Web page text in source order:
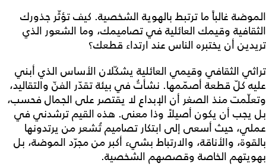
الموضة غالباً ما ترتبط بالهوية الشخصية. كيف تؤثّر جذورك
الثقافية وقيمك العائلية في تصاميمك، وما الشعور الذي
تريدين أن يختبره الناس عند ارتداء قطعك؟
تراثي الثقافي وقيمي العائلية يشكّلان الأساس الذي أبني
عليه كلّ قطعة أصمّمها. نشأتُ في بيئة تقدّر الفنّ والتقاليد،
وتعلّمت منذ الصغر أن الإبداع لا يقتصر على الجمال فحسب،
بل يجب أن يكون أصيلاً وذا معنى. هذه القيم ترشدني في
عملي، حيث أسعى إلى ابتكار تصاميم تُشعر من يرتدونها
بالقوة، والأناقة، والارتباط بشيء أكبر من مجرّد الموضة، بل
بهويتهم الخاصة وقصصهم الشخصية.